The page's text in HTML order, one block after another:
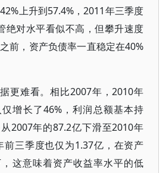
上升到57.4%，2011年三季度
绝对水平看似不高，但攀升速度
前，资产负债率一直稳定在40%
更难看。相比2007年，2010年
增长了46%，利润总额基本持
2007年的87.2亿下滑至2010年
前三季度也仅为1.37亿，在资产
这意味着资产收益率水平的低